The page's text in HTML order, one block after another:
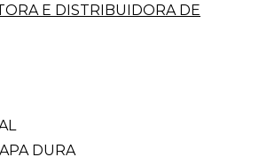
E DISTRIBUIDORA DE
DURA